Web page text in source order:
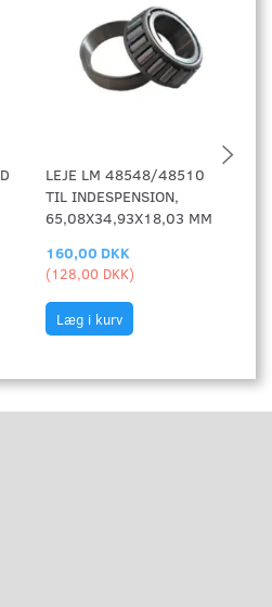
LEJE LM 48548/48510
TIL INDESPENSION,
65,08X34,93X18,03 MM
160,00 DKK
(128,00 DKK)
Læg i kurv